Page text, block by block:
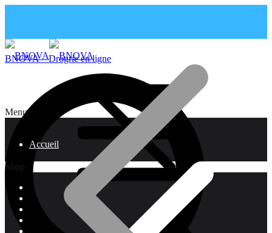
Menu
Accueil
Shop
BNOVA – Drogrie en ligne